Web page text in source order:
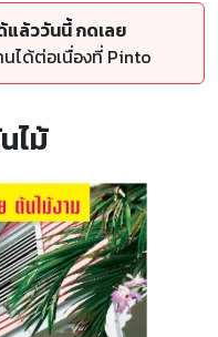
แล้ววันนี้ กดเลย
ได้ต่อเนื่องที่ Pinto
ไม้